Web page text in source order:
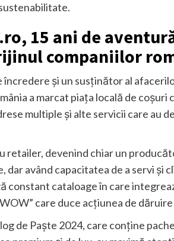
15 ani de
companiilor
încredere și un susținător al
a marcat piața locală de coșuri
multiple și alte servicii care au
retailer, devenind chiar un
având capacitatea de a servi și
constant cataloage în care
care duce acțiunea de
de Paște 2024, care conține